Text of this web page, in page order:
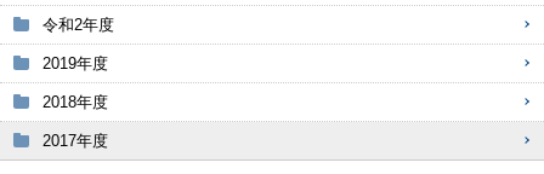
令和2年度
2019年度
2018年度
2017年度